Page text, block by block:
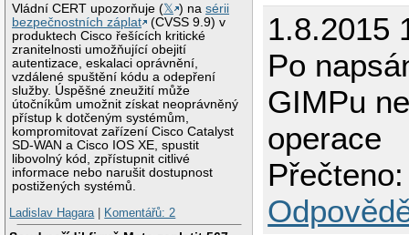
Vládní CERT upozorňuje (𝕏 ) nasérii
bezpečnostních záplat
(CVSS 9.9) v
produktech Cisco řešících kritické
zranitelnosti umožňující obejití
autentizace, eskalaci oprávnění,
vzdálené spuštění kódu a odepření
služby. Úspěšné zneužití může
útočníkům umožnit získat neoprávněný
přístup k dotčeným systémům,
kompromitovat zařízení Cisco Catalyst
SD-WAN a Cisco IOS XE, spustit
libovolný kód, zpřístupnit citlivé
informace nebo narušit dostupnost
postižených systémů.
Ladislav Hagara| Komentářů: 2
1.8.2015
Po
GIMPu
operace